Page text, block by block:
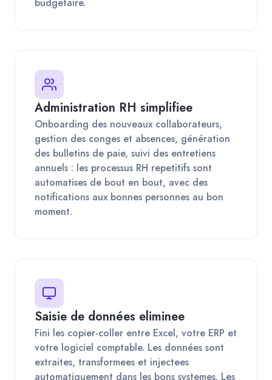
Administration RH simplifiee
Onboarding des nouveaux collaborateurs,
gestion des conges et absences, génération
des bulletins de paie, suivi des entretiens
annuels : les processus RH repetitifs sont
automatises de bout en bout, avec des
notifications aux bonnes personnes au bon
moment.
Saisie de données eliminee
Fini les copier-coller entre Excel, votre ERP et
votre logiciel comptable. Les données sont
extraites, transformees et injectees
automatiquement dans les bons systemes. Les